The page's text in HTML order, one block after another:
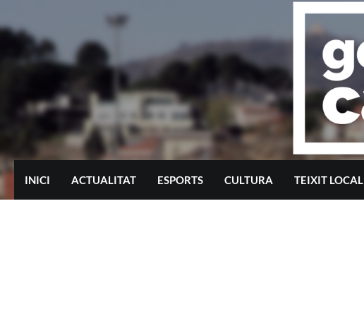
to
content
INICI ACTUALITAT ESPORTS CULTURA TEIXIT LOCAL